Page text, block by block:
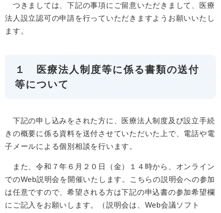
つきましては、下記の事項にご留意いただきまして、医療
法人設立認可の申請を行っていただきますようお願いいたし
ます。
１ 医療法人制度等に係る書類の送付
等について
下記の申し込みをされた方に、医療法人制度及び設立手続
きの概要に係る資料を送付させていただいた上で、電話や電
子メールによる個別相談を行います。
また、令和７年６月２０日（金）１４時から、オンライン
でのWeb説明会を開催いたします。こちらの説明会への参加
は任意ですので、希望される方は下記の申込書の参加希望欄
にご記入をお願いします。（説明会は、Web会議ソフト